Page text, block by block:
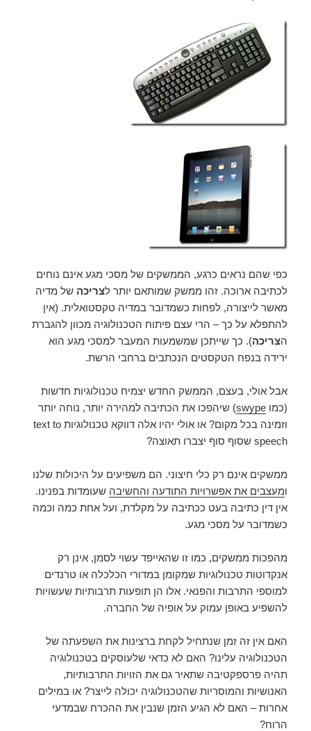
כפי שהם נראים כרגע, הממשקים של מסכי מגע אינם נוחים
לכתיבה ארוכה. זהו ממשק שמותאם יותר לצריכהשל מדיה
מאשר לייצורה, לפחות כשמדובר במדיה טקסטואלית. (אין
להתפלא על כך – הרי עצם פיתוח הטכנולוגיה מכוון להגברת
הצריכה). כך שייתכן שמשמעות המעבר למסכי מגע הוא
ירידה בנפח הטקסטים הנכתבים ברחבי הרשת.
אבל אולי, בעצם, הממשק החדש יצמיח טכנולוגיות חדשות
(כמוswype) שיהפכו את הכתיבה למהירה יותר, נוחה יותר
וזמינה בכל מקום? או אולי יהיו אלה דווקא טכנולוגיות text to
speech שסוף סוף יצברו תאוצה?
ממשקים אינם רק כלי חיצוני. הם משפיעים על היכולות שלנו
ומעצבים את אפשרויות התודעה והחשיבה שעומדות בפנינו.
אין דין כתיבה בעט ככתיבה על מקלדת, ועל אחת כמה וכמה
כשמדובר על מסכי מגע.
מהפכות ממשקים, כמו זו שהאייפד עשוי לסמן, אינן רק
אנקדוטות טכנולוגיות שמקומן במדורי הכלכלה או טרנדים
למוספי התרבות והפנאי. אלו הן תופעות תרבותיות שעשויות
להשפיע באופן עמוק על אופיה של החברה.
האם אין זה זמן שנתחיל לקחת ברצינות את השפעתה של
הטכנולוגיה עלינו? האם לא כדאי שלעוסקים בטכנולוגיה
תהיה פרספקטיבה שתאיר גם את הזויות התרבותיות,
האנושיות והמוסריות שהטכנולוגיה יכולה לייצר? או במילים
אחרות – האם לא הגיע הזמן שנבין את ההכרח שבמדעי
הרוח?